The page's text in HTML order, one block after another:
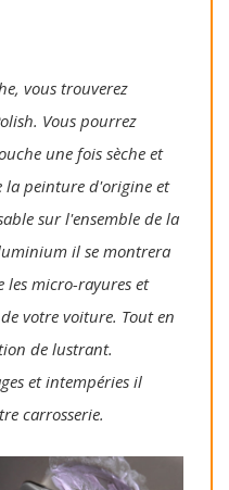
vous trouverez
Vous pourrez
une fois sèche et
la peinture d'origine et
sur l'ensemble de la
il se montrera
micro-rayures et
votre voiture. Tout en
de lustrant.
et intempéries il
carrosserie.